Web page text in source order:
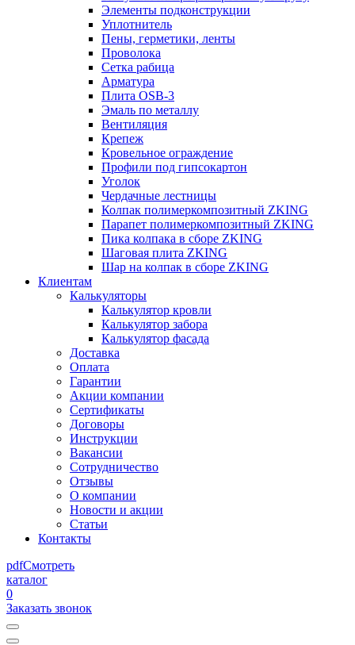
Элементы подконструкции
Уплотнитель
Пены, герметики, ленты
Проволока
Сетка рабица
Арматура
Плита OSB-3
Эмаль по металлу
Вентиляция
Крепеж
Кровельное ограждение
Профили под гипсокартон
Уголок
Чердачные лестницы
Колпак полимеркомпозитный ZKING
Парапет полимеркомпозитный ZKING
Пика колпака в сборе ZKING
Шаговая плита ZKING
Шар на колпак в сборе ZKING
Клиентам
Калькуляторы
Калькулятор кровли
Калькулятор забора
Калькулятор фасада
Доставка
Оплата
Гарантии
Акции компании
Сертификаты
Договоры
Инструкции
Вакансии
Сотрудничество
Отзывы
О компании
Новости и акции
Статьи
Контакты
pdfСмотреть
каталог
0
Заказать звонок